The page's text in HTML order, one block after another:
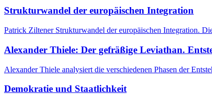
Strukturwandel der europäischen Integration
Patrick Ziltener Strukturwandel der europäischen Integration.
Alexander Thiele: Der gefräßige Leviathan.
Alexander Thiele analysiert die verschiedenen Phasen der
Demokratie und Staatlichkeit